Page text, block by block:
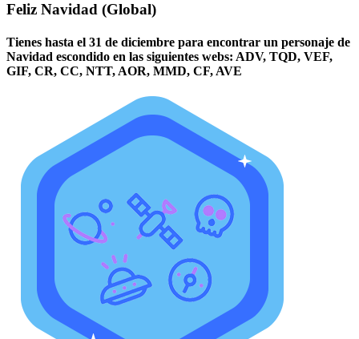
Feliz Navidad (Global)
Tienes hasta el 31 de diciembre para encontrar un personaje de
Navidad escondido en las siguientes webs: ADV, TQD, VEF,
GIF, CR, CC, NTT, AOR, MMD, CF, AVE